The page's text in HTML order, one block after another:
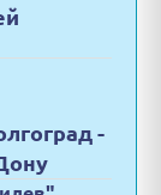
-